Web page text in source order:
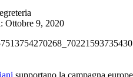
Ottobre 9, 2020
supportano la campagna